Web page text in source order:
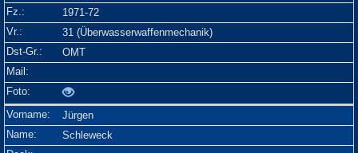
1971-72
31 (Überwasserwaffenmechanik)
OMT
Jürgen
Schleweck